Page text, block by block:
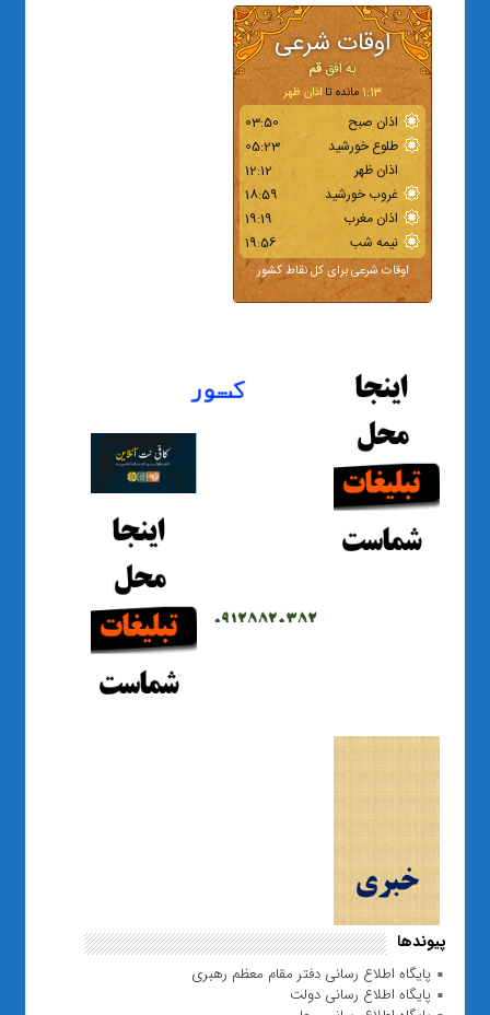
پیوندها
پایگاه اطلاع رسانی دفتر مقام معظم رهبری
پایگاه اطلاع رسانی دولت